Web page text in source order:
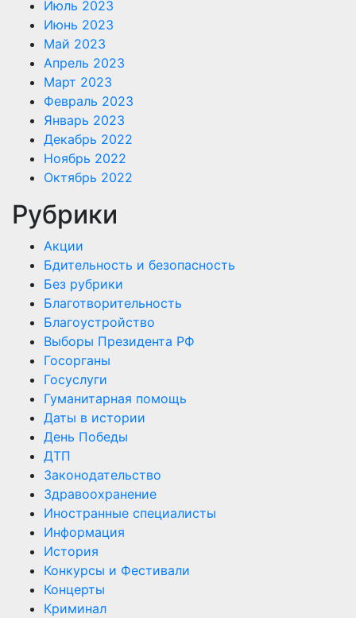
Июль 2023
Июнь 2023
Май 2023
Апрель 2023
Март 2023
Февраль 2023
Январь 2023
Декабрь 2022
Ноябрь 2022
Октябрь 2022
Рубрики
Акции
Бдительность и безопасность
Без рубрики
Благотворительность
Благоустройство
Выборы Президента РФ
Госорганы
Госуслуги
Гуманитарная помощь
Даты в истории
День Победы
ДТП
Законодательство
Здравоохранение
Иностранные специалисты
Информация
История
Конкурсы и Фестивали
Концерты
Криминал